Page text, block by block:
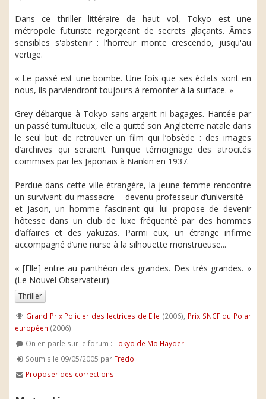
Dans ce thriller littéraire de haut vol, Tokyo est une
métropole futuriste regorgeant de secrets glaçants. Âmes
sensibles s'abstenir : l'horreur monte crescendo, jusqu'au
vertige.
« Le passé est une bombe. Une fois que ses éclats sont en
nous, ils parviendront toujours à remonter à la surface. »
Grey débarque à Tokyo sans argent ni bagages. Hantée par
un passé tumultueux, elle a quitté son Angleterre natale dans
le seul but de retrouver un film qui l’obsède : des images
d’archives qui seraient l’unique témoignage des atrocités
commises par les Japonais à Nankin en 1937.
Perdue dans cette ville étrangère, la jeune femme rencontre
un survivant du massacre – devenu professeur d’université –
et Jason, un homme fascinant qui lui propose de devenir
hôtesse dans un club de luxe fréquenté par des hommes
d’affaires et des yakuzas. Parmi eux, un étrange infirme
accompagné d’une nurse à la silhouette monstrueuse...
« [Elle] entre au panthéon des grandes. Des très grandes. »
(Le Nouvel Observateur)
Thriller
Grand Prix Policier des lectrices de Elle (2006), Prix SNCF du Polar
européen (2006)
On en parle sur le forum :Tokyo de Mo Hayder
Soumis le 09/05/2005 par Fredo
Proposer des corrections